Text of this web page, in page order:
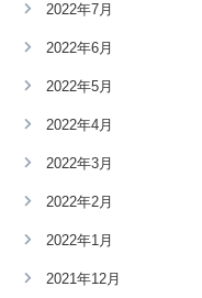
2022年7月
2022年6月
2022年5月
2022年4月
2022年3月
2022年2月
2022年1月
2021年12月